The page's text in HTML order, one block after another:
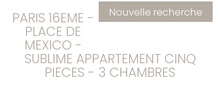
Nouvelle recherche
PARIS 16EME -
PLACE DE
MEXICO -
SUBLIME APPARTEMENT CINQ
PIECES - 3 CHAMBRES